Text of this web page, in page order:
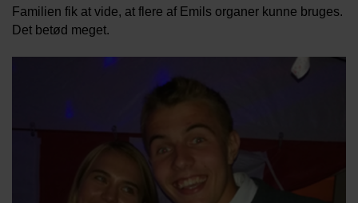
Familien fik at vide, at flere af Emils organer kunne bruges.
Det betød meget.